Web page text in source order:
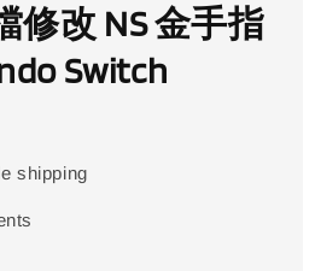
修改 NS 金手指
Switch
shipping